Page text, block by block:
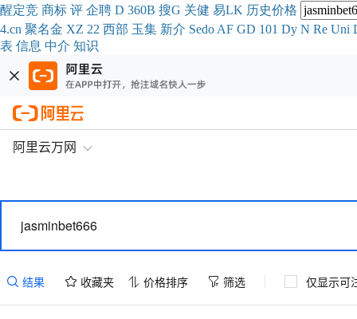
醒定竞 商标 评 企聘 D 360B 搜G 关健 易LK 历史价格
4.cn 聚名金 XZ 22 西部 玉集 新介 Sedo AF GD 101 Dy N Re Uni
表 信息 中介 知识